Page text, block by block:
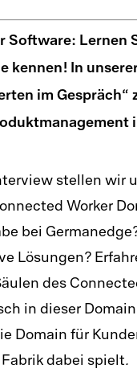
SPC-Software
Traceability-
Software: Lernen
kennen! In
im
stellen wir
Worker
bei
Lösungen?
des
in dieser
Domain für
dabei spielt.